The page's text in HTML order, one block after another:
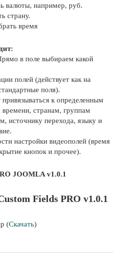
валюты, например, руб.
страну.
время
в поле выбираем какой
полей (действует как на
поля).
к определенным
странам, группам
источнику перехода, языку и
настройки видеополей (время
кнопок и прочее).
JOOMLA v1.0.1
Fields PRO v1.0.1
(Скачать)